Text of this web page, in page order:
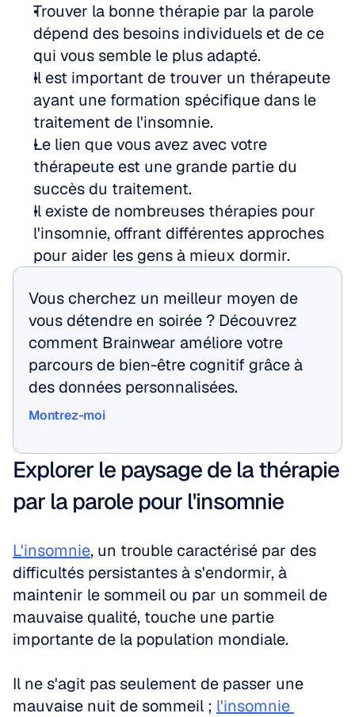
Trouver la bonne thérapie par la parole
dépend des besoins individuels et de ce
qui vous semble le plus adapté.
Il est important de trouver un thérapeute
ayant une formation spécifique dans le
traitement de l'insomnie.
Le lien que vous avez avec votre
thérapeute est une grande partie du
succès du traitement.
Il existe de nombreuses thérapies pour
l'insomnie, offrant différentes approches
pour aider les gens à mieux dormir.
Vous cherchez un meilleur moyen de
vous détendre en soirée ? Découvrez
comment Brainwear améliore votre
parcours de bien-être cognitif grâce à
des données personnalisées.
Montrez-moi
Explorer le paysage de la thérapie
par la parole pour l'insomnie
L'insomnie, un trouble caractérisé par des
difficultés persistantes à s'endormir, à
maintenir le sommeil ou par un sommeil de
mauvaise qualité, touche une partie
importante de la population mondiale.
Il ne s'agit pas seulement de passer une
mauvaise nuit de sommeil ; l'insomnie